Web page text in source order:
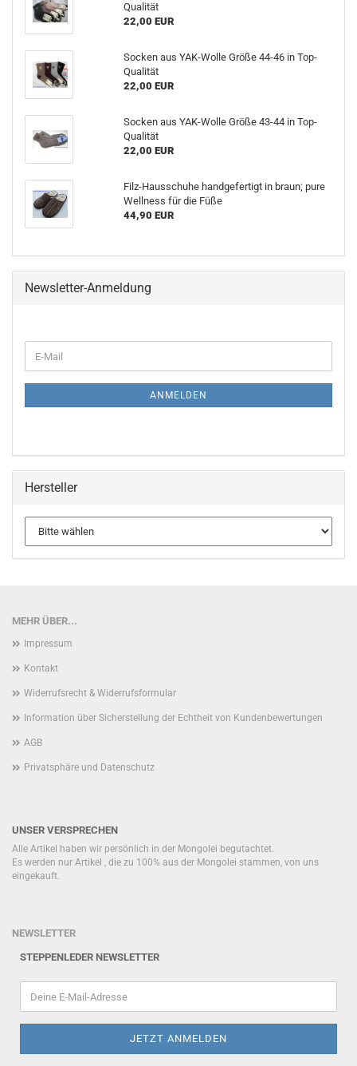
Qualität
22,00 EUR
Socken aus YAK-Wolle Größe 44-46 in Top-
Qualität
22,00 EUR
Socken aus YAK-Wolle Größe 43-44 in Top-
Qualität
22,00 EUR
Filz-Hausschuhe handgefertigt in braun; pure
Wellness für die Füße
44,90 EUR
Newsletter-Anmeldung
ZUR
E-
Mail
ANMELDEN
Hersteller
MEHR ÜBER...
Impressum
Kontakt
Widerrufsrecht & Widerrufsformular
Information über Sicherstellung der Echtheit von Kundenbewertungen
AGB
Privatsphäre und Datenschutz
UNSER VERSPRECHEN
Alle Artikel haben wir persönlich in der Mongolei begutachtet.
Es werden nur Artikel , die zu 100% aus der Mongolei stammen, von uns
eingekauft.
NEWSLETTER
STEPPENLEDER NEWSLETTER